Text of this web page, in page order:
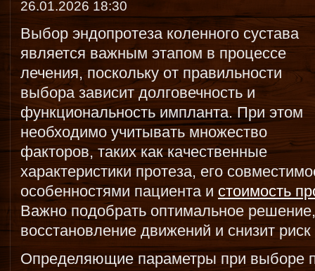
26.01.2026 18:30
Выбор эндопротеза коленного сустава
является важным этапом в процессе
лечения, поскольку от правильности
выбора зависит долговечность и
функциональность импланта. При этом
необходимо учитывать множество
факторов, таких как качественные
характеристики протеза, его
особенностями пациента и стоимость
Важно подобрать оптимальное
восстановление движений и снизит
Определяющие параметры при выборе